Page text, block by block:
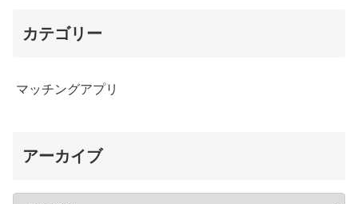
カテゴリー
マッチングアプリ
アーカイブ